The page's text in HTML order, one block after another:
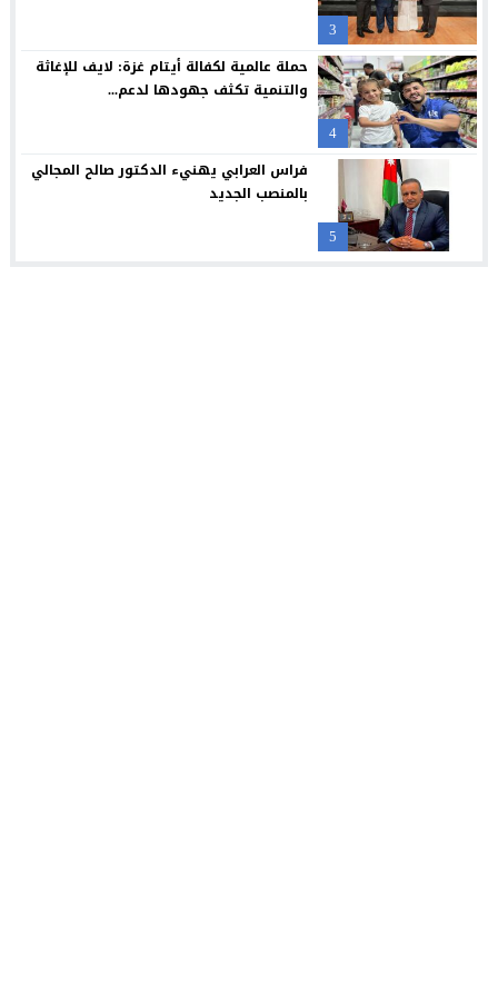
3
4
حملة عالمية لكفالة أيتام غزة: لايف للإغاثة
والتنمية تكثف جهودها لدعم...
5
فراس العرابي يهنيء الدكتور صالح المجالي
بالمنصب الجديد